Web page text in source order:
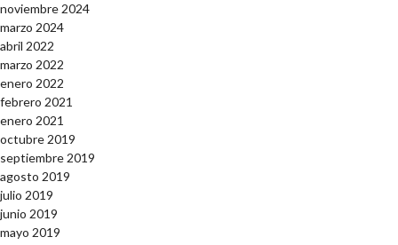
noviembre 2024
marzo 2024
abril 2022
marzo 2022
enero 2022
febrero 2021
enero 2021
octubre 2019
septiembre 2019
agosto 2019
julio 2019
junio 2019
mayo 2019